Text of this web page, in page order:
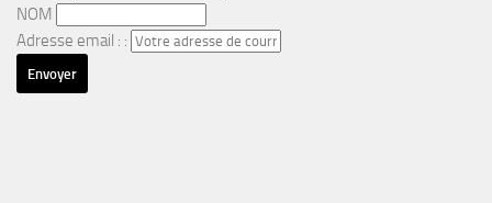
NOM
Adresse email : :